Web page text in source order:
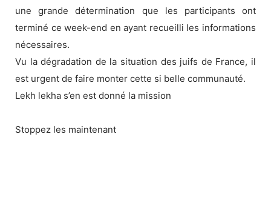
une grande détermination que les participants ont
terminé ce week-end en ayant recueilli les informations
nécessaires.
Vu la dégradation de la situation des juifs de France, il
est urgent de faire monter cette si belle communauté.
Lekh lekha s’en est donné la mission
Stoppez les maintenant